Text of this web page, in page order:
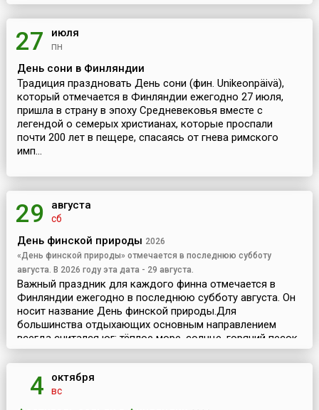
27 июля
пн
День сони в Финляндии
Традиция праздновать День сони (фин. Unikeonpäivä),
который отмечается в Финляндии ежегодно 27 июля,
пришла в страну в эпоху Средневековья вместе с
легендой о семерых христианах, которые проспали
почти 200 лет в пещере, спасаясь от гнева римского
имп...
29 августа
сб
День финской природы 2026
«День финской природы» отмечается в последнюю субботу
августа. В 2026 году эта дата - 29 августа.
Важный праздник для каждого финна отмечается в
Финляндии ежегодно в последнюю субботу августа. Он
носит название День финской природы.Для
большинства отдыхающих основным направлением
всегда считался юг: тёплое море, солнце, горячий песок,
пальмы,...
4 октября
вс